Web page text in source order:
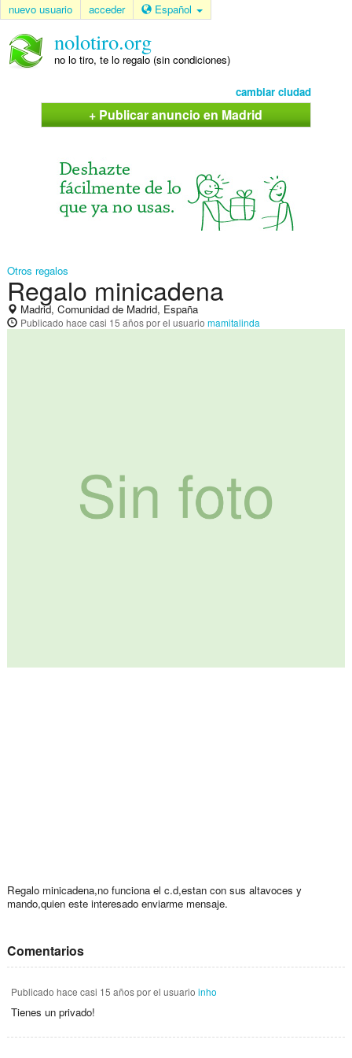
nuevo usuario acceder Español
nolotiro.org
no lo tiro, te lo regalo (sin condiciones)
cambiar ciudad
+ Publicar anuncio en Madrid
Otros regalos
Regalo minicadena
Madrid, Comunidad de Madrid, España
Publicado hace casi 15 añospor el usuario mamitalinda
Regalo minicadena,no funciona el c.d,estan con sus altavoces y
mando,quien este interesado enviarme mensaje.
Comentarios
Publicado hace casi 15 añospor el usuario inho
Tienes un privado!